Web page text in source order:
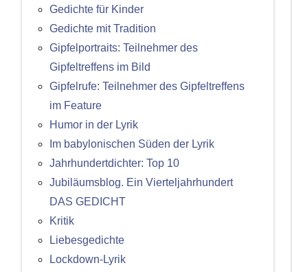
Gedichte für Kinder
Gedichte mit Tradition
Gipfelportraits: Teilnehmer des
Gipfeltreffens im Bild
Gipfelrufe: Teilnehmer des Gipfeltreffens
im Feature
Humor in der Lyrik
Im babylonischen Süden der Lyrik
Jahrhundertdichter: Top 10
Jubiläumsblog. Ein Vierteljahrhundert
DAS GEDICHT
Kritik
Liebesgedichte
Lockdown-Lyrik